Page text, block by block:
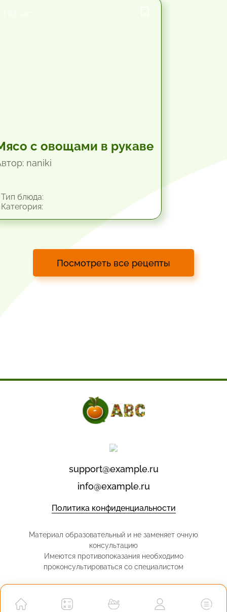
с овощами в рукаве
naniki
блюда:
Посмотреть все рецепты
support@example.ru
info@example.ru
Политика конфиденциальности
Материал образовательный и не заменяет очную
консультацию
Имеются противопоказания необходимо
проконсультироваться со специалистом